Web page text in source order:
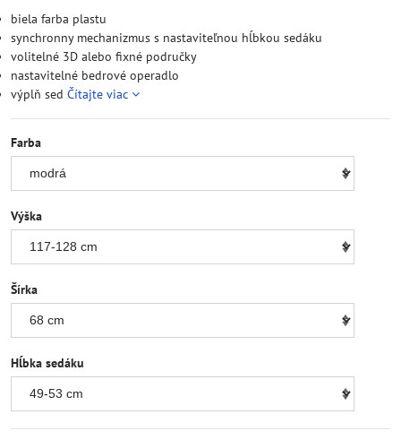
biela farba plastu
synchronny mechanizmus s nastaviteľnou hĺbkou sedáku
volitelné 3D alebo fixné područky
nastavitelné bedrové operadlo
výplň sed Čítajte viac
Farba
Výška
Šírka
Hĺbka sedáku